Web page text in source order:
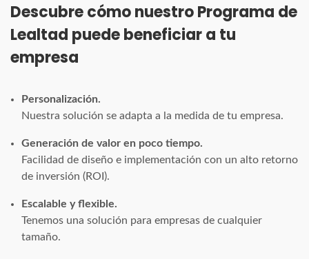
Descubre cómo nuestro Programa de
Lealtad puede beneficiar a tu
empresa
Personalización.
Nuestra solución se adapta a la medida de tu empresa.
Generación de valor en poco tiempo.
Facilidad de diseño e implementación con un alto retorno
de inversión (ROI).
Escalable y flexible.
Tenemos una solución para empresas de cualquier
tamaño.